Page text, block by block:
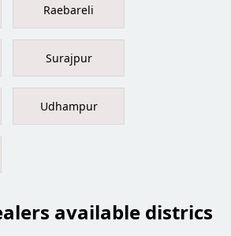
Raebareli
Surajpur
Udhampur
available districs